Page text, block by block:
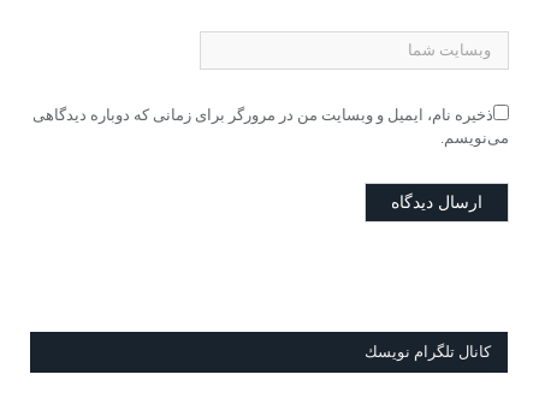
ذخیره نام، ایمیل و وبسایت من در مرورگر برای زمانی که دوباره دیدگاهی
می‌نویسم.
كانال تلگرام نويسك